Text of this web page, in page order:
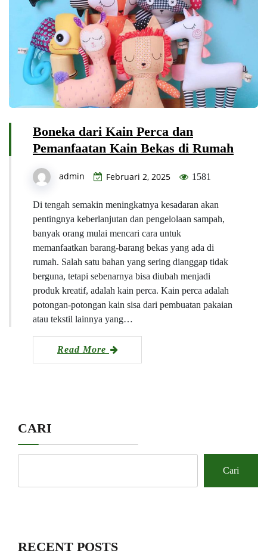
Boneka dari Kain Perca dan
Pemanfaatan Kain Bekas di Rumah
admin Februari 2, 2025 1581
Di tengah semakin meningkatnya kesadaran akan
pentingnya keberlanjutan dan pengelolaan sampah,
banyak orang mulai mencari cara untuk
memanfaatkan barang-barang bekas yang ada di
rumah. Salah satu bahan yang sering dianggap tidak
berguna, tetapi sebenarnya bisa diubah menjadi
produk kreatif, adalah kain perca. Kain perca adalah
potongan-potongan kain sisa dari pembuatan pakaian
atau tekstil lainnya yang…
Read More
CARI
Cari
RECENT POSTS